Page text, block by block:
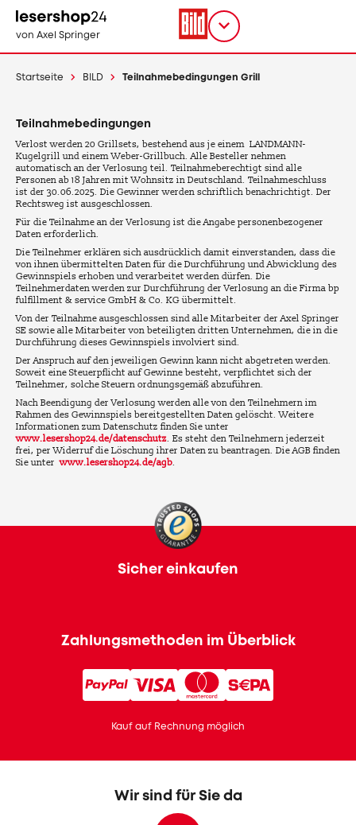
zum
Inhalt
von Axel Springer
Titel
Startseite BILD Teilnahmebedingungen Grill
Teilnahmebedingungen
Verlost werden 20 Grillsets, bestehend aus je einem LANDMANN-
Kugelgrill und einem Weber-Grillbuch. Alle Besteller nehmen
automatisch an der Verlosung teil. Teilnahmeberechtigt sind alle
Personen ab 18 Jahren mit Wohnsitz in Deutschland. Teilnahmeschluss
ist der 30.06.2025. Die Gewinner werden schriftlich benachrichtigt. Der
Rechtsweg ist ausgeschlossen.
Für die Teilnahme an der Verlosung ist die Angabe personenbezogener
Daten erforderlich.
Die Teilnehmer erklären sich ausdrücklich damit einverstanden, dass die
von ihnen übermittelten Daten für die Durchführung und Abwicklung des
Gewinnspiels erhoben und verarbeitet werden dürfen. Die
Teilnehmerdaten werden zur Durchführung der Verlosung an die Firma bp
fulfillment & service GmbH & Co. KG übermittelt.
Von der Teilnahme ausgeschlossen sind alle Mitarbeiter der Axel Springer
SE sowie alle Mitarbeiter von beteiligten dritten Unternehmen, die in die
Durchführung dieses Gewinnspiels involviert sind.
Der Anspruch auf den jeweiligen Gewinn kann nicht abgetreten werden.
Soweit eine Steuerpflicht auf Gewinne besteht, verpflichtet sich der
Teilnehmer, solche Steuern ordnungsgemäß abzuführen.
Nach Beendigung der Verlosung werden alle von den Teilnehmern im
Rahmen des Gewinnspiels bereitgestellten Daten gelöscht. Weitere
Informationen zum Datenschutz finden Sie unter
www.lesershop24.de/datenschutz. Es steht den Teilnehmern jederzeit
frei, per Widerruf die Löschung ihrer Daten zu beantragen. Die AGB finden
Sie unterwww.lesershop24.de/agb.
Zahlungsmethoden im Überblick
Kauf auf Rechnung möglich
Sicher einkaufen
Wir sind für Sie da